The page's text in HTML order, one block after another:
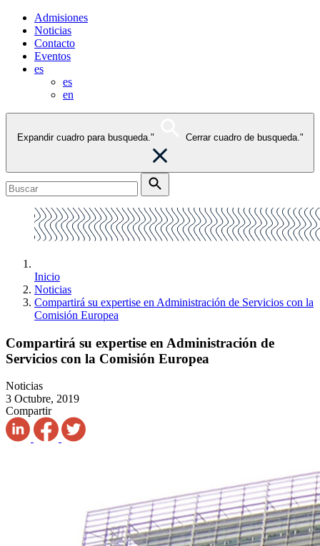
Admisiones
Noticias
Contacto
Eventos
es
es
en
Expandir cuadro para busqueda." Cerrar cuadro de busqueda."
Inicio
Noticias
Compartirá su expertise en Administración de Servicios con la
Comisión Europea
Compartirá su expertise en Administración de
Servicios con la Comisión Europea
Noticias
3 Octubre, 2019
Compartir